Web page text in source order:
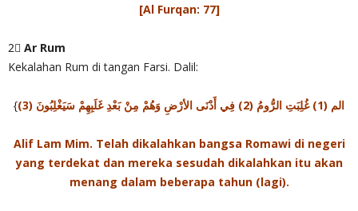
[Al Furqan: 77]
2⃣ Ar Rum
Kekalahan Rum di tangan Farsi. Dalil:
{ الم (1) غُلِبَتِ الرُّومُ (2) فِي أَدْنَى الأرْضِ وَهُمْ مِنْ بَعْدِ غَلَبِهِمْ سَيَغْلِبُونَ (3)
Alif Lam Mim. Telah dikalahkan bangsa Romawi di negeri
yang terdekat dan mereka sesudah dikalahkan itu akan
menang dalam beberapa tahun (lagi).